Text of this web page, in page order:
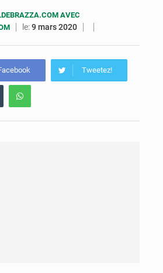
AVEC
le:9 mars 2020
Tweetez!